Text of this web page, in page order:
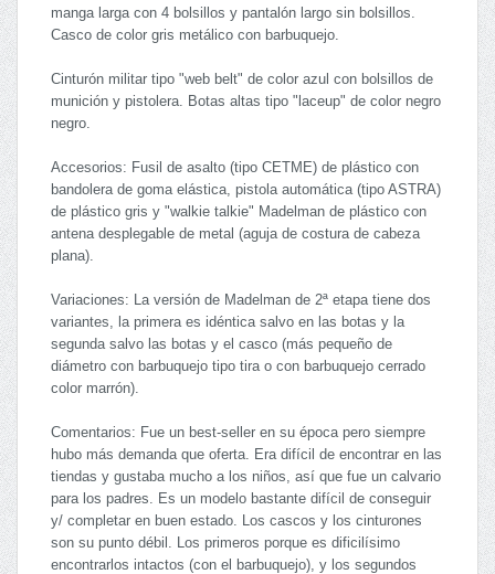
manga larga con 4 bolsillos y pantalón largo sin bolsillos.
Casco de color gris metálico con barbuquejo.
Cinturón militar tipo "web belt" de color azul con bolsillos de
munición y pistolera. Botas altas tipo "laceup" de color negro
negro.
Accesorios: Fusil de asalto (tipo CETME) de plástico con
bandolera de goma elástica, pistola automática (tipo ASTRA)
de plástico gris y "walkie talkie" Madelman de plástico con
antena desplegable de metal (aguja de costura de cabeza
plana).
Variaciones: La versión de Madelman de 2ª etapa tiene dos
variantes, la primera es idéntica salvo en las botas y la
segunda salvo las botas y el casco (más pequeño de
diámetro con barbuquejo tipo tira o con barbuquejo cerrado
color marrón).
Comentarios: Fue un best-seller en su época pero siempre
hubo más demanda que oferta. Era difícil de encontrar en las
tiendas y gustaba mucho a los niños, así que fue un calvario
para los padres. Es un modelo bastante difícil de conseguir
y/ completar en buen estado. Los cascos y los cinturones
son su punto débil. Los primeros porque es dificilísimo
encontrarlos intactos (con el barbuquejo), y los segundos